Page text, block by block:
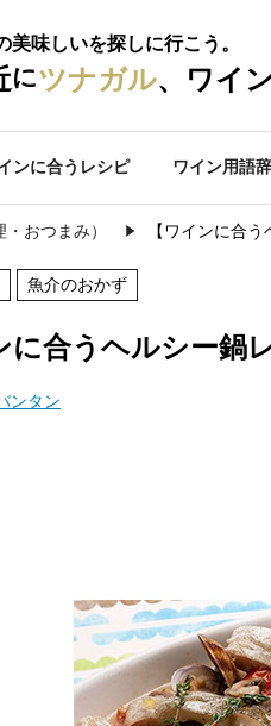
美味しいを探しに行こう。
にツナガル、ワイン
ンに合うレシピ ワイン用語
おつまみ） 【ワインに合
魚介のおかず
に合うヘルシー
ンタン